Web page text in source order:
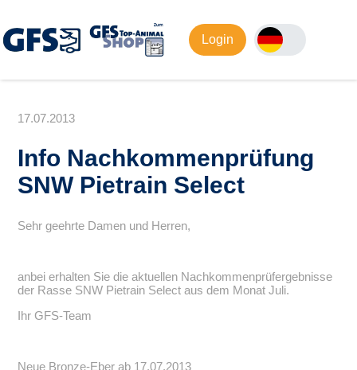
Login
17.07.2013
Info Nachkommenprüfung
SNW Pietrain Select
Sehr geehrte Damen und Herren,
anbei erhalten Sie die aktuellen Nachkommenprüfergebnisse
der Rasse SNW Pietrain Select aus dem Monat Juli.
Ihr GFS-Team
Neue Bronze-Eber ab 17.07.2013